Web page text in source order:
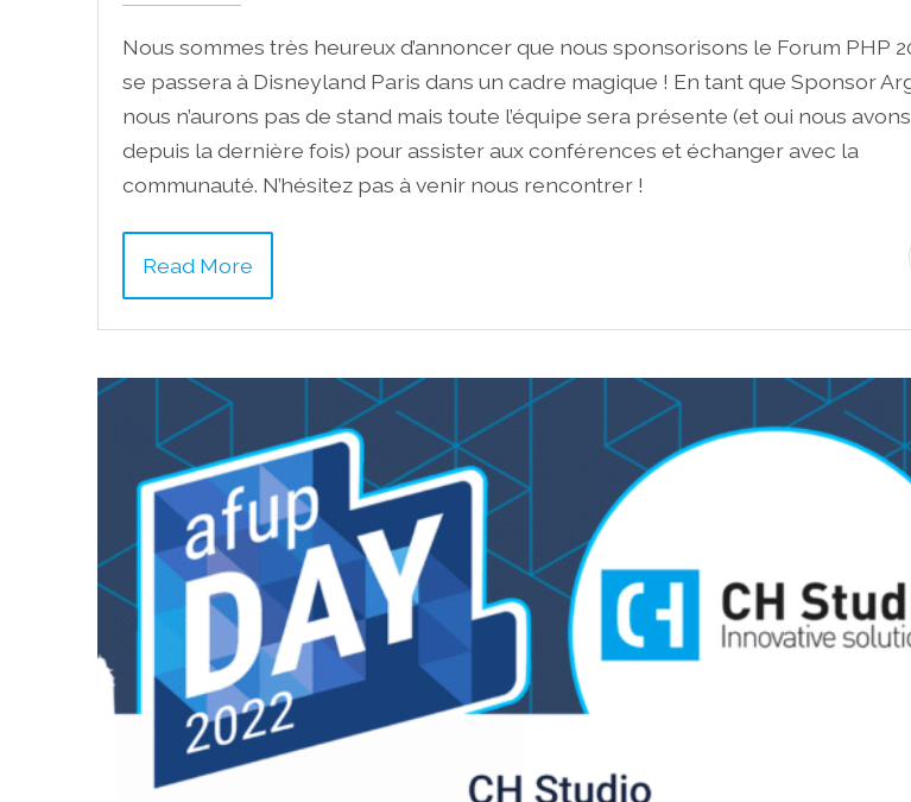
Nous sommes très heureux d’annoncer que nous sponsorisons le Forum PHP
se passera à Disneyland Paris dans un cadre magique ! En tant que Sponsor
nous n’aurons pas de stand mais toute l’équipe sera présente (et oui nous
depuis la dernière fois) pour assister aux conférences et échanger avec la
communauté. N’hésitez pas à venir nous rencontrer !
Read More